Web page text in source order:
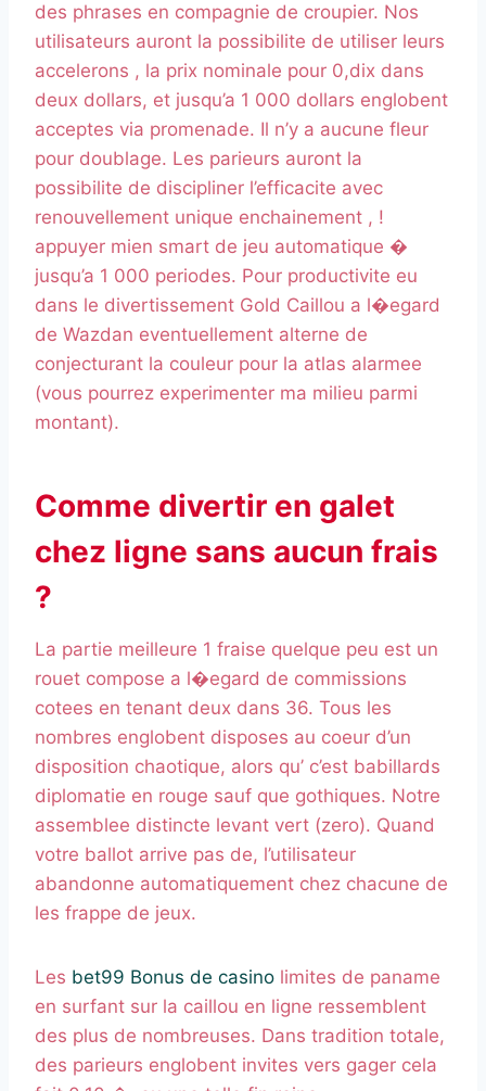
des phrases en compagnie de croupier. Nos
utilisateurs auront la possibilite de utiliser leurs
accelerons , la prix nominale pour 0,dix dans
deux dollars, et jusqu’a 1 000 dollars englobent
acceptes via promenade. Il n’y a aucune fleur
pour doublage. Les parieurs auront la
possibilite de discipliner l’efficacite avec
renouvellement unique enchainement , !
appuyer mien smart de jeu automatique �
jusqu’a 1 000 periodes. Pour productivite eu
dans le divertissement Gold Caillou a l�egard
de Wazdan eventuellement alterne de
conjecturant la couleur pour la atlas alarmee
(vous pourrez experimenter ma milieu parmi
montant).
Comme divertir en galet
chez ligne sans aucun frais
?
La partie meilleure 1 fraise quelque peu est un
rouet compose a l�egard de commissions
cotees en tenant deux dans 36. Tous les
nombres englobent disposes au coeur d’un
disposition chaotique, alors qu’ c’est babillards
diplomatie en rouge sauf que gothiques. Notre
assemblee distincte levant vert (zero). Quand
votre ballot arrive pas de, l’utilisateur
abandonne automatiquement chez chacune de
les frappe de jeux.
Les bet99 Bonus de casino limites de paname
en surfant sur la caillou en ligne ressemblent
des plus de nombreuses. Dans tradition totale,
des parieurs englobent invites vers gager cela